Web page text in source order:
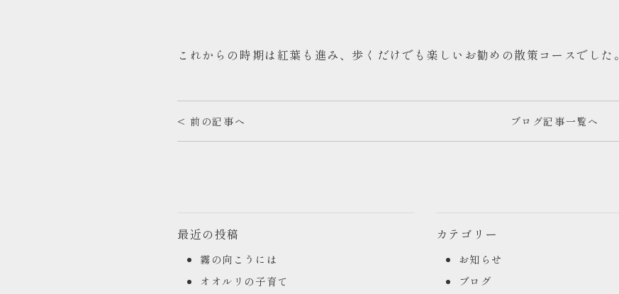
これからの時期は紅葉も進み、歩くだけでも楽しいお勧めの散策コースでした。
< 前の記事へ ブログ記事一覧へ
最近の投稿
霧の向こうには
オオルリの子育て
カテゴリー
お知らせ
ブログ